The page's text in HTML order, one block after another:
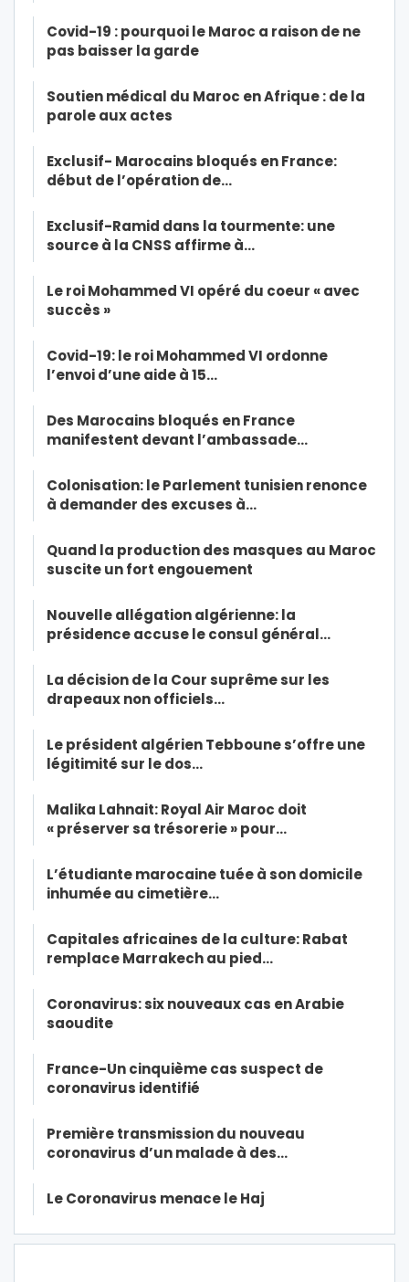
Covid-19 : pourquoi le Maroc a raison de ne
pas baisser la garde
Soutien médical du Maroc en Afrique : de la
parole aux actes
Exclusif- Marocains bloqués en France:
début de l’opération de…
Exclusif-Ramid dans la tourmente: une
source à la CNSS affirme à…
Le roi Mohammed VI opéré du coeur « avec
succès »
Covid-19: le roi Mohammed VI ordonne
l’envoi d’une aide à 15…
Des Marocains bloqués en France
manifestent devant l’ambassade…
Colonisation: le Parlement tunisien renonce
à demander des excuses à…
Quand la production des masques au Maroc
suscite un fort engouement
Nouvelle allégation algérienne: la
présidence accuse le consul général…
La décision de la Cour suprême sur les
drapeaux non officiels…
Le président algérien Tebboune s’offre une
légitimité sur le dos…
Malika Lahnait: Royal Air Maroc doit
« préserver sa trésorerie » pour…
L’étudiante marocaine tuée à son domicile
inhumée au cimetière…
Capitales africaines de la culture: Rabat
remplace Marrakech au pied…
Coronavirus: six nouveaux cas en Arabie
saoudite
France-Un cinquième cas suspect de
coronavirus identifié
Première transmission du nouveau
coronavirus d’un malade à des…
Le Coronavirus menace le Haj